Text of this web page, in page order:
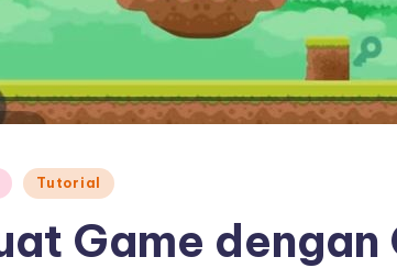
Tutorial
Game